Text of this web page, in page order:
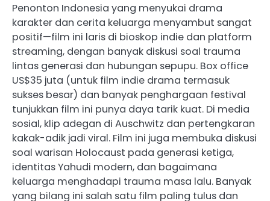
Penonton Indonesia yang menyukai drama
karakter dan cerita keluarga menyambut sangat
positif—film ini laris di bioskop indie dan platform
streaming, dengan banyak diskusi soal trauma
lintas generasi dan hubungan sepupu. Box office
US$35 juta (untuk film indie drama termasuk
sukses besar) dan banyak penghargaan festival
tunjukkan film ini punya daya tarik kuat. Di media
sosial, klip adegan di Auschwitz dan pertengkaran
kakak-adik jadi viral. Film ini juga membuka diskusi
soal warisan Holocaust pada generasi ketiga,
identitas Yahudi modern, dan bagaimana
keluarga menghadapi trauma masa lalu. Banyak
yang bilang ini salah satu film paling tulus dan